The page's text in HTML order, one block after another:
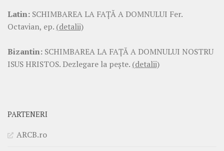
Latin: SCHIMBAREA LA FAŢĂ A DOMNULUI Fer.
Octavian, ep. (detalii)
Bizantin: SCHIMBAREA LA FAŢĂ A DOMNULUI NOSTRU
ISUS HRISTOS. Dezlegare la pește. (detalii)
PARTENERI
ARCB.ro